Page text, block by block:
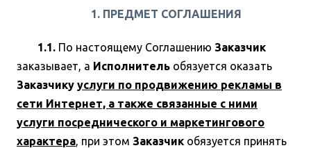
1. ПРЕДМЕТ СОГЛАШЕНИЯ
1.1. По настоящему Соглашению Заказчик
заказывает, а Исполнитель обязуется оказать
Заказчику услуги по продвижению рекламы в
сети Интернет, а также связанные с ними
услуги посреднического и маркетингового
характера, при этом Заказчик обязуется принять